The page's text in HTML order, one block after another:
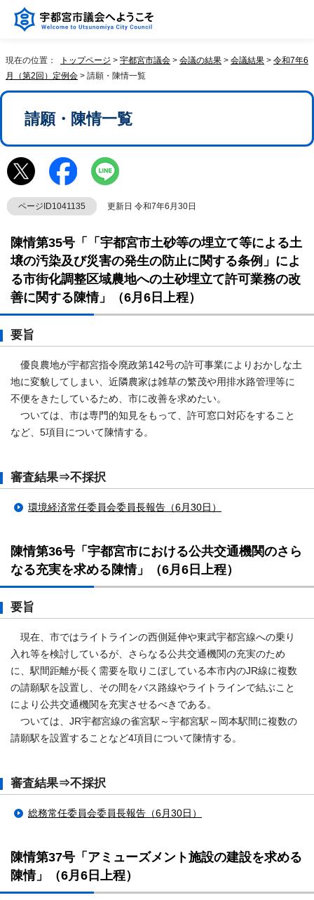
現在の位置： トップページ > 宇都宮市議会 > 会議の結果 > 会議結果 > 令和7年6
月（第2回）定例会 > 請願・陳情一覧
請願・陳情一覧
ページID1041135 更新日 令和7年6月30日
陳情第35号「「宇都宮市土砂等の埋立て等による土
壌の汚染及び災害の発生の防止に関する条例」によ
る市街化調整区域農地への土砂埋立て許可業務の改
善に関する陳情」（6月6日上程）
要旨
優良農地が宇都宮指令廃政第142号の許可事業によりおかしな土
地に変貌してしまい、近隣農家は雑草の繁茂や用排水路管理等に
不便をきたしているため、市に改善を求めたい。
ついては、市は専門的知見をもって、許可窓口対応をすること
など、5項目について陳情する。
審査結果⇒不採択
環境経済常任委員会委員長報告（6月30日）
陳情第36号「宇都宮市における公共交通機関のさら
なる充実を求める陳情」（6月6日上程）
要旨
現在、市ではライトラインの西側延伸や東武宇都宮線への乗り
入れ等を検討しているが、さらなる公共交通機関の充実のため
に、駅間距離が長く需要を取りこぼしている本市内のJR線に複数
の請願駅を設置し、その間をバス路線やライトラインで結ぶこと
により公共交通機関を充実させるべきである。
ついては、JR宇都宮線の雀宮駅～宇都宮駅～岡本駅間に複数の
請願駅を設置することなど4項目について陳情する。
審査結果⇒不採択
総務常任委員会委員長報告（6月30日）
陳情第37号「アミューズメント施設の建設を求める
陳情」（6月6日上程）